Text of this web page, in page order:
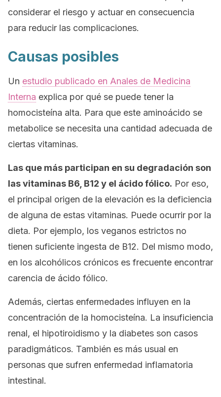
considerar el riesgo y actuar en consecuencia
para reducir las complicaciones.
Causas posibles
Un estudio publicado en Anales de Medicina
Interna explica por qué se puede tener la
homocisteína alta. Para que este aminoácido se
metabolice se necesita una cantidad adecuada de
ciertas vitaminas.
Las que más participan en su degradación son
las vitaminas B6, B12 y el ácido fólico. Por eso,
el principal origen de la elevación es la deficiencia
de alguna de estas vitaminas. Puede ocurrir por la
dieta. Por ejemplo, los veganos estrictos no
tienen suficiente ingesta de B12. Del mismo modo,
en los alcohólicos crónicos es frecuente encontrar
carencia de ácido fólico.
Además, ciertas enfermedades influyen en la
concentración de la homocisteína. La insuficiencia
renal, el hipotiroidismo y la diabetes son casos
paradigmáticos. También es más usual en
personas que sufren enfermedad inflamatoria
intestinal.